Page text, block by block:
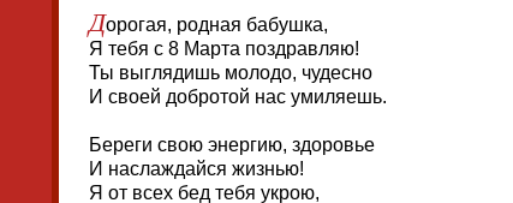
Дорогая, родная бабушка,
Я тебя с 8 Марта поздравляю!
Ты выглядишь молодо, чудесно
И своей добротой нас умиляешь.
Береги свою энергию, здоровье
И наслаждайся жизнью!
Я от всех бед тебя укрою,